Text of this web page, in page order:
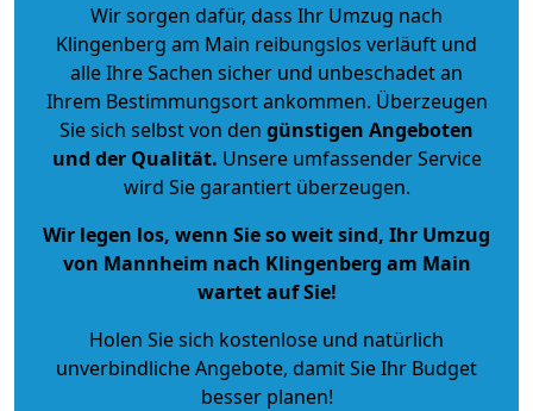
Wir sorgen dafür, dass Ihr Umzug nach
Klingenberg am Main reibungslos verläuft und
alle Ihre Sachen sicher und unbeschadet an
Ihrem Bestimmungsort ankommen. Überzeugen
Sie sich selbst von den günstigen Angeboten
und der Qualität. Unsere umfassender Service
wird Sie garantiert überzeugen.
Wir legen los, wenn Sie so weit sind, Ihr Umzug
von Mannheim nach Klingenberg am Main
wartet auf Sie!
Holen Sie sich kostenlose und natürlich
unverbindliche Angebote, damit Sie Ihr Budget
besser planen!